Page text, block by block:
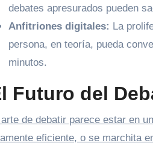
debates apresurados pueden
Anfitriones digitales: La
persona, en teoría, pueda
minutos.
Futuro del
arte de debatir parece estar en
eficiente, o se marchita